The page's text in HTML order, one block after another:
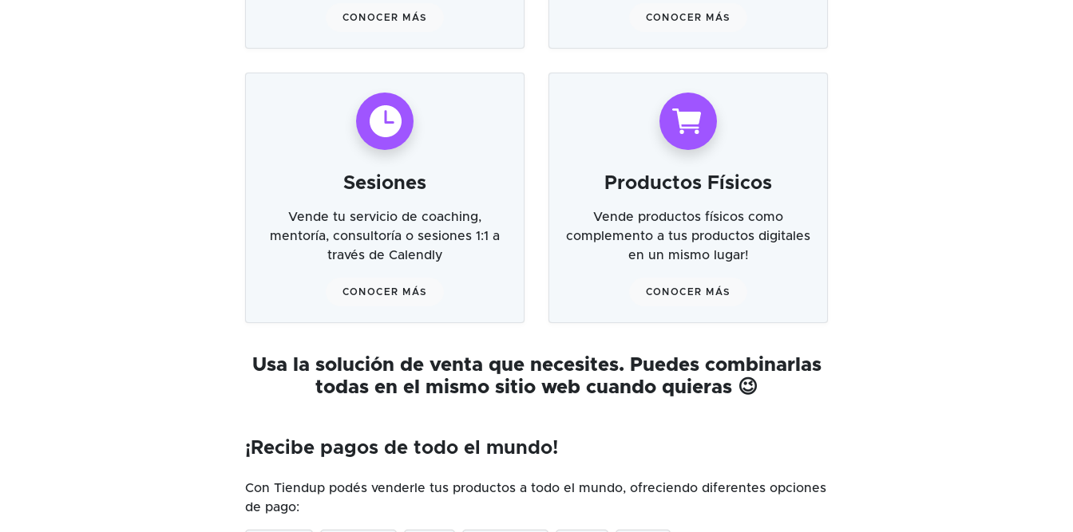
CONOCER MÁS CONOCER MÁS
Sesiones
Vende tu servicio de coaching,
mentoría, consultoría o sesiones 1:1 a
través de Calendly
CONOCER MÁS
Productos Físicos
Vende productos físicos como
complemento a tus productos digitales
en un mismo lugar!
CONOCER MÁS
Usa la solución de venta que necesites. Puedes combinarlas
todas en el mismo sitio web cuando quieras 😉
¡Recibe pagos de todo el mundo!
Con Tiendup podés venderle tus productos a todo el mundo, ofreciendo diferentes opciones
de pago: